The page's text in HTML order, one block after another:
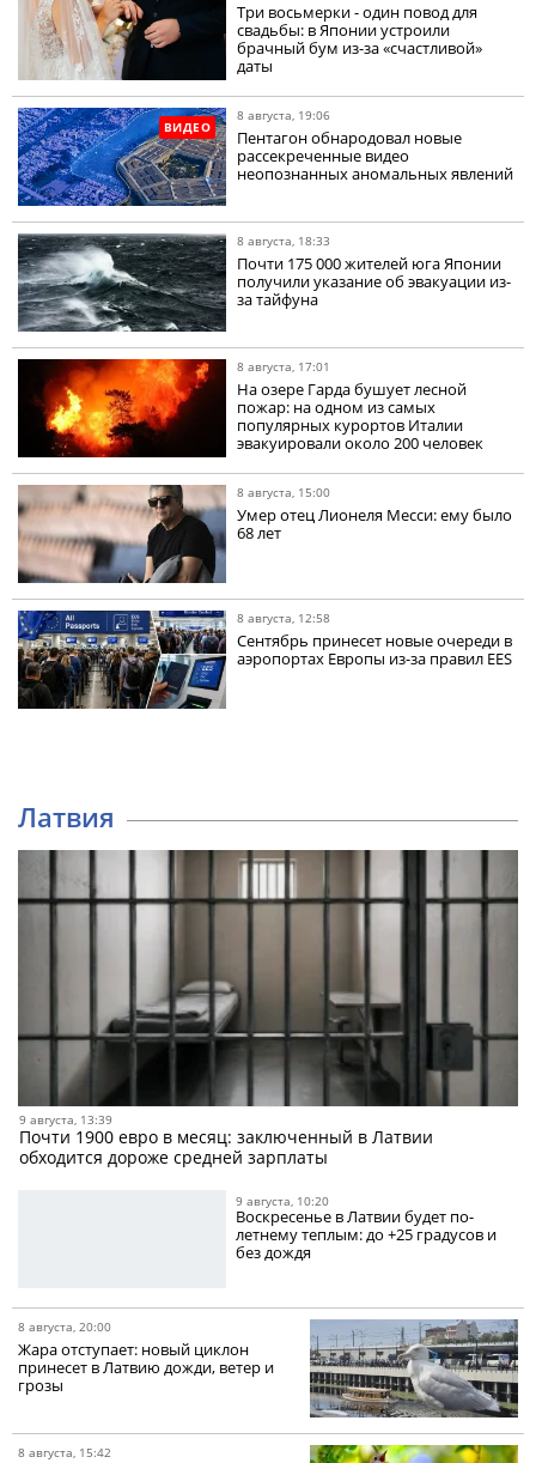
Три восьмерки - один повод для
свадьбы: в Японии устроили
брачный бум из-за «счастливой»
даты
ВИДЕО
8 августа, 19:06
Пентагон обнародовал новые
рассекреченные видео
неопознанных аномальных явлений
8 августа, 18:33
Почти 175 000 жителей юга Японии
получили указание об эвакуации из-
за тайфуна
8 августа, 17:01
На озере Гарда бушует лесной
пожар: на одном из самых
популярных курортов Италии
эвакуировали около 200 человек
8 августа, 15:00
Умер отец Лионеля Месси: ему было
68 лет
8 августа, 12:58
Сентябрь принесет новые очереди в
аэропортах Европы из-за правил EES
Латвия
9 августа, 13:39
Почти 1900 евро в месяц: заключенный в Латвии
обходится дороже средней зарплаты
9 августа, 10:20
Воскресенье в Латвии будет по-
летнему теплым: до +25 градусов и
без дождя
8 августа, 20:00
Жара отступает: новый циклон
принесет в Латвию дожди, ветер и
грозы
8 августа, 15:42